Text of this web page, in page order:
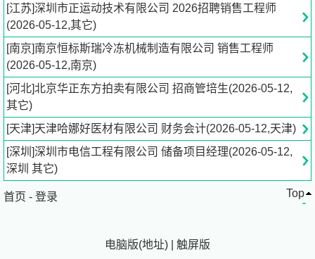
能力及跨部门协调能力；熟悉商业运作逻辑，具备一定的商
业谈判技巧，能够配合总经理开展商务谈判及应酬工作，展
现良好的商务素养。
2. 文书撰写能力：具备扎实的文字功底，熟练撰写各类公
文、商务材料、会议纪要等，逻辑严谨、文笔流畅，能够准
确把握总经理的表达意图，精准呈现内容。
3. 统筹规划能力：确保各项工作有序落地；能够协助总经
理参与日常运营管理，统筹协调相关工作。
4. 执行与应变能力：执行力强，能够快速响应总经理的工
作安排，高效完成各项任务
5. 职业素养：具备高度的责任心、敬业精神及保密意识，
工作严谨细致、认真负责，服从安排、主动补位，有良好的
[江苏]深圳市正运动技术有限公司 2026招聘销售工程师
(2026-05-12,其它)
[南京]南京恒标斯瑞冷冻机械制造有限公司 销售工程师
(2026-05-12,南京)
[河北]北京华正东方拍卖有限公司 招商管培生(2026-05-12,
其它)
[天津]天津哈娜好医材有限公司 财务会计(2026-05-12,天津)
[深圳]深圳市电信工程有限公司 储备项目经理(2026-05-12,
深圳 其它)
首页 - 登录 Top
电脑版(地址) 触屏版